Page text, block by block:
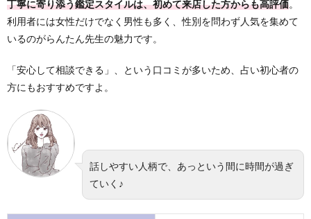
丁寧に寄り添う鑑定スタイルは、初めて来店した方からも高評価。
利用者には女性だけでなく男性も多く、性別を問わず人気を集めて
いるのがらんたん先生の魅力です。
「安心して相談できる」、という口コミが多いため、占い初心者の
方にもおすすめですよ。
話しやすい人柄で、あっという間に時間が過ぎ
ていく♪